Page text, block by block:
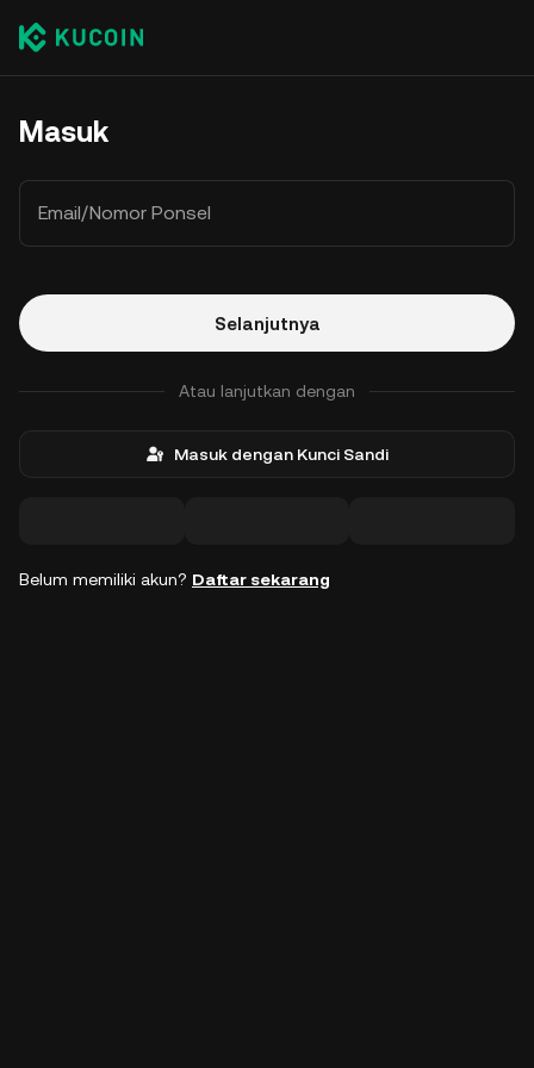
Masuk
Email/Nomor Ponsel
Selanjutnya
Atau lanjutkan dengan
Masuk dengan Kunci Sandi
Belum memiliki akun? Daftar sekarang